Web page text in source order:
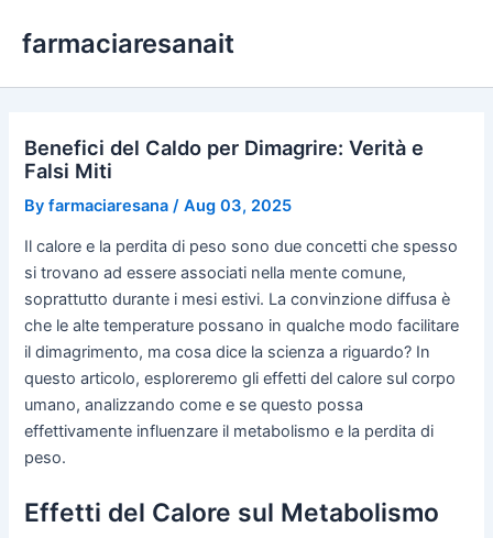
farmaciaresanait
Benefici del Caldo per Dimagrire: Verità e
Falsi Miti
Byfarmaciaresana /Aug 03, 2025
Il calore e la perdita di peso sono due concetti che spesso
si trovano ad essere associati nella mente comune,
soprattutto durante i mesi estivi. La convinzione diffusa è
che le alte temperature possano in qualche modo facilitare
il dimagrimento, ma cosa dice la scienza a riguardo? In
questo articolo, esploreremo gli effetti del calore sul corpo
umano, analizzando come e se questo possa
effettivamente influenzare il metabolismo e la perdita di
peso.
Effetti del Calore sul Metabolismo